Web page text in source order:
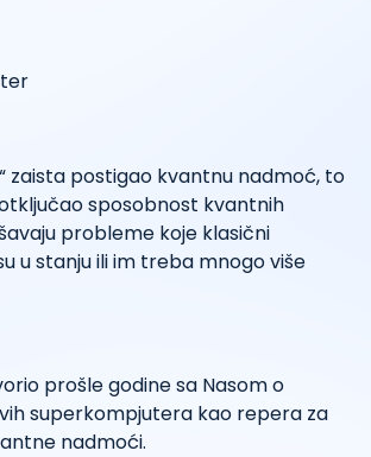
zaista postigao kvantnu nadmoć, to
sposobnost kvantnih
probleme koje klasični
u stanju ili im treba mnogo više
prošle godine sa Nasom o
superkompjutera kao repera za
nadmoći.